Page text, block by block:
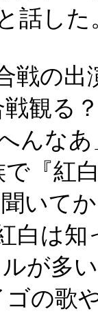
話した
戦の出
観る
んなあ
『紅
いて
白は知
が多
の歌